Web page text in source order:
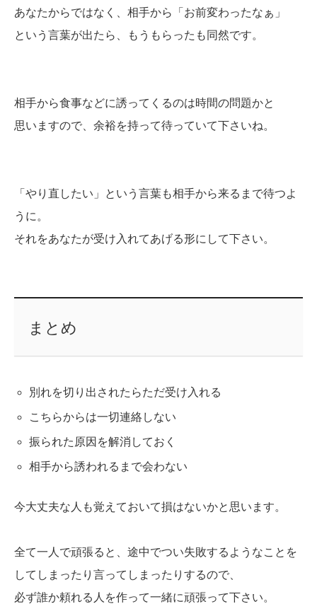
あなたからではなく、相手から「お前変わったなぁ」
という言葉が出たら、もうもらったも同然です。
相手から食事などに誘ってくるのは時間の問題かと
思いますので、余裕を持って待っていて下さいね。
「やり直したい」という言葉も相手から来るまで待つよ
うに。
それをあなたが受け入れてあげる形にして下さい。
まとめ
別れを切り出されたらただ受け入れる
こちらからは一切連絡しない
振られた原因を解消しておく
相手から誘われるまで会わない
今大丈夫な人も覚えておいて損はないかと思います。
全て一人で頑張ると、途中でつい失敗するようなことを
してしまったり言ってしまったりするので、
必ず誰か頼れる人を作って一緒に頑張って下さい。